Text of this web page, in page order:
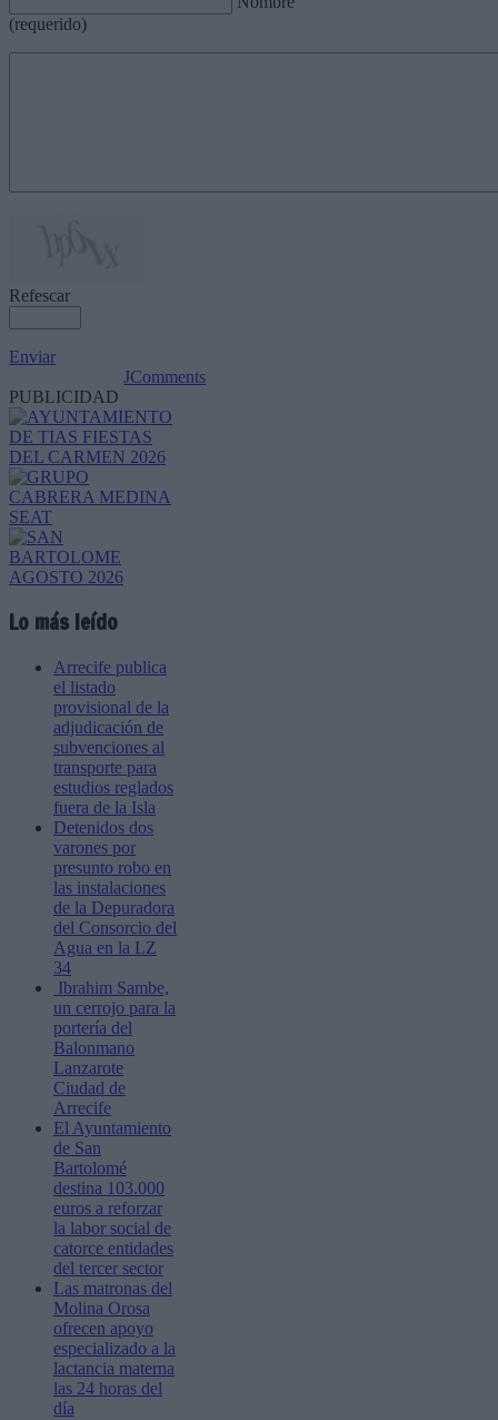
(requerido)
Refescar
Enviar
JComments
PUBLICIDAD
Lo más leído
Arrecife publica
el listado
provisional de la
adjudicación de
subvenciones al
transporte para
estudios reglados
fuera de la Isla
Detenidos dos
varones por
presunto robo en
las instalaciones
de la Depuradora
del Consorcio del
Agua en la LZ
34
Ibrahim Sambe,
un cerrojo para la
portería del
Balonmano
Lanzarote
Ciudad de
Arrecife
El Ayuntamiento
de San
Bartolomé
destina 103.000
euros a reforzar
la labor social de
catorce entidades
del tercer sector
Las matronas del
Molina Orosa
ofrecen apoyo
especializado a la
lactancia materna
las 24 horas del
día